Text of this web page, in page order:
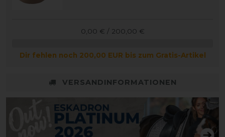
0,00 € / 200,00 €
Dir fehlen noch 200,00 EUR bis zum Gratis-Artikel
VERSANDINFORMATIONEN